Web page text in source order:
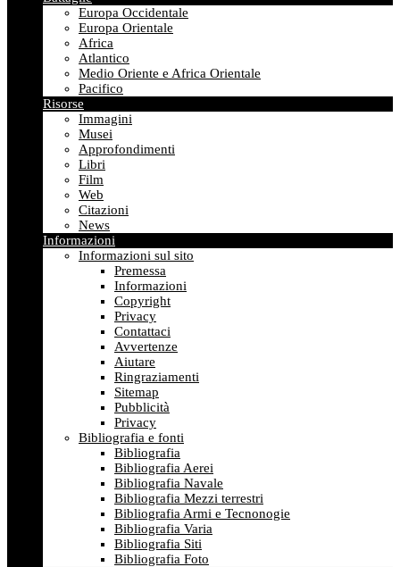
Europa Occidentale
Europa Orientale
Africa
Atlantico
Medio Oriente e Africa Orientale
Pacifico
Risorse
Immagini
Musei
Approfondimenti
Libri
Film
Web
Citazioni
News
Informazioni
Informazioni sul sito
Premessa
Informazioni
Copyright
Privacy
Contattaci
Avvertenze
Aiutare
Ringraziamenti
Sitemap
Pubblicità
Privacy
Bibliografia e fonti
Bibliografia
Bibliografia Aerei
Bibliografia Navale
Bibliografia Mezzi terrestri
Bibliografia Armi e Tecnonogie
Bibliografia Varia
Bibliografia Siti
Bibliografia Foto